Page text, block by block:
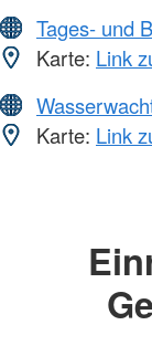
Tages- und
Karte: Link
Karte: Link